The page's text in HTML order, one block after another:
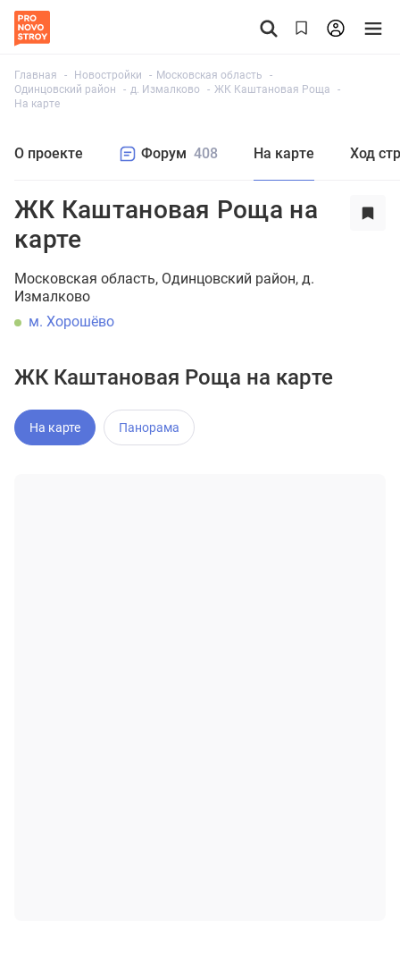
Главная Новостройки
Московская область
Одинцовский район
д. Измалково
ЖК Каштановая Роща
На карте
О проекте Форум 408 На карте Ход
ЖК Каштановая Роща на
карте
Московская область Одинцовский район д.
Измалково
м. Хорошёво
ЖК Каштановая Роща на карте
На карте Панорама